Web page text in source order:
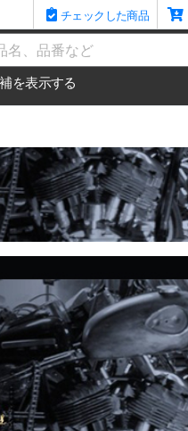
チェックした商品
を表示する